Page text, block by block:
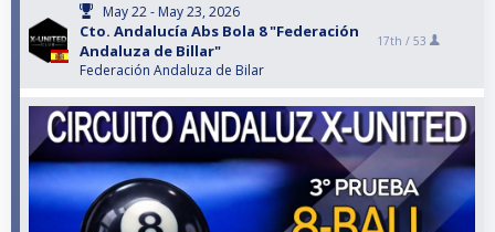
May 22 - May 23, 2026
Cto. Andalucía Abs Bola 8 "Federación
Andaluza de Billar"
Federación Andaluza de Bilar
17th / 53